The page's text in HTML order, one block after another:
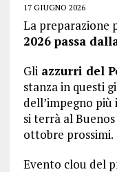
17 GIUGNO 2026
La preparazione
2026 passa
Gliazzurri del
stanza in questi
dell’impegno
si terrà al
ottobre prossimi.
Evento clou del